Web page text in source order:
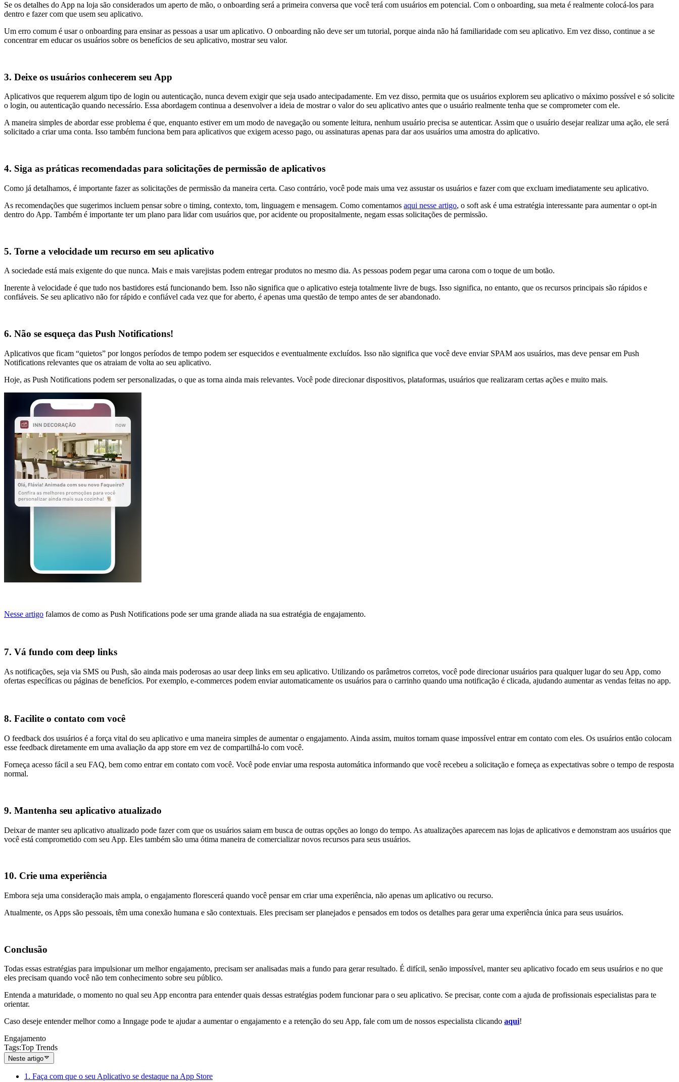
Se os detalhes do App na loja são considerados um aperto de mão, o onboarding será a primeira conversa que você terá com usuários em potencial. Com o onboarding, sua meta é realmente colocá-los para
dentro e fazer com que usem seu aplicativo.
Um erro comum é usar o onboarding para ensinar as pessoas a usar um aplicativo. O onboarding não deve ser um tutorial, porque ainda não há familiaridade com seu aplicativo. Em vez disso, continue a se
concentrar em educar os usuários sobre os benefícios de seu aplicativo, mostrar seu valor.
3. Deixe os usuários conhecerem seu App
Aplicativos que requerem algum tipo de login ou autenticação, nunca devem exigir que seja usado antecipadamente. Em vez disso, permita que os usuários explorem seu aplicativo o máximo possível e só solicite
o login, ou autenticação quando necessário. Essa abordagem continua a desenvolver a ideia de mostrar o valor do seu aplicativo antes que o usuário realmente tenha que se comprometer com ele.
A maneira simples de abordar esse problema é que, enquanto estiver em um modo de navegação ou somente leitura, nenhum usuário precisa se autenticar. Assim que o usuário desejar realizar uma ação, ele será
solicitado a criar uma conta. Isso também funciona bem para aplicativos que exigem acesso pago, ou assinaturas apenas para dar aos usuários uma amostra do aplicativo.
4. Siga as práticas recomendadas para solicitações de permissão de aplicativos
Como já detalhamos, é importante fazer as solicitações de permissão da maneira certa. Caso contrário, você pode mais uma vez assustar os usuários e fazer com que excluam imediatamente seu aplicativo.
As recomendações que sugerimos incluem pensar sobre o timing, contexto, tom, linguagem e mensagem. Como comentamos aqui nesse artigo, o soft ask é uma estratégia interessante para aumentar o opt-in
dentro do App. Também é importante ter um plano para lidar com usuários que, por acidente ou propositalmente, negam essas solicitações de permissão.
5. Torne a velocidade um recurso em seu aplicativo
A sociedade está mais exigente do que nunca. Mais e mais varejistas podem entregar produtos no mesmo dia. As pessoas podem pegar uma carona com o toque de um botão.
Inerente à velocidade é que tudo nos bastidores está funcionando bem. Isso não significa que o aplicativo esteja totalmente livre de bugs. Isso significa, no entanto, que os recursos principais são rápidos e
confiáveis. Se seu aplicativo não for rápido e confiável cada vez que for aberto, é apenas uma questão de tempo antes de ser abandonado.
6. Não se esqueça das Push Notifications!
Aplicativos que ficam “quietos” por longos períodos de tempo podem ser esquecidos e eventualmente excluídos. Isso não significa que você deve enviar SPAM aos usuários, mas deve pensar em Push
Notifications relevantes que os atraiam de volta ao seu aplicativo.
Hoje, as Push Notifications podem ser personalizadas, o que as torna ainda mais relevantes. Você pode direcionar dispositivos, plataformas, usuários que realizaram certas ações e muito mais.
Nesse artigo falamos de como as Push Notifications pode ser uma grande aliada na sua estratégia de engajamento.
7. Vá fundo com deep links
As notificações, seja via SMS ou Push, são ainda mais poderosas ao usar deep links em seu aplicativo. Utilizando os parâmetros corretos, você pode direcionar usuários para qualquer lugar do seu App, como
ofertas específicas ou páginas de benefícios. Por exemplo, e-commerces podem enviar automaticamente os usuários para o carrinho quando uma notificação é clicada, ajudando aumentar as vendas feitas no app.
8. Facilite o contato com você
O feedback dos usuários é a força vital do seu aplicativo e uma maneira simples de aumentar o engajamento. Ainda assim, muitos tornam quase impossível entrar em contato com eles. Os usuários então colocam
esse feedback diretamente em uma avaliação da app store em vez de compartilhá-lo com você.
Forneça acesso fácil a seu FAQ, bem como entrar em contato com você. Você pode enviar uma resposta automática informando que você recebeu a solicitação e forneça as expectativas sobre o tempo de resposta
normal.
9. Mantenha seu aplicativo atualizado
Deixar de manter seu aplicativo atualizado pode fazer com que os usuários saiam em busca de outras opções ao longo do tempo. As atualizações aparecem nas lojas de aplicativos e demonstram aos usuários que
você está comprometido com seu App. Eles também são uma ótima maneira de comercializar novos recursos para seus usuários.
10. Crie uma experiência
Embora seja uma consideração mais ampla, o engajamento florescerá quando você pensar em criar uma experiência, não apenas um aplicativo ou recurso.
Atualmente, os Apps são pessoais, têm uma conexão humana e são contextuais. Eles precisam ser planejados e pensados ​​em todos os detalhes para gerar uma experiência única para seus usuários.
Conclusão
Todas essas estratégias para impulsionar um melhor engajamento, precisam ser analisadas mais a fundo para gerar resultado. É difícil, senão impossível, manter seu aplicativo focado em seus usuários e no que
eles precisam quando você não tem conhecimento sobre seu público.
Entenda a maturidade, o momento no qual seu App encontra para entender quais dessas estratégias podem funcionar para o seu aplicativo. Se precisar, conte com a ajuda de profissionais especialistas para te
orientar.
Caso deseje entender melhor como a Inngage pode te ajudar a aumentar o engajamento e a retenção do seu App, fale com um de nossos especialista clicando aqui!
Engajamento
Tags:Top Trends
Neste artigo
1. Faça com que o seu Aplicativo se destaque na App Store